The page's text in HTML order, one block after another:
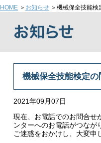
HOME お知らせ 機械保全技能検
機械保全技能検定
2021年09月07日
現在、お電話でのお問合せ
ンターへのお電話がつなが
ご迷惑をおかけし、大変申